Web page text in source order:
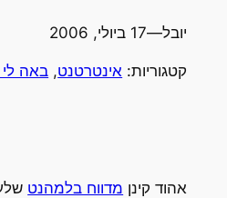
יובל—17 ביולי, 2006
קטגוריות: אינטרטנט, באה
אהוד קינן מדווח בלמהנט